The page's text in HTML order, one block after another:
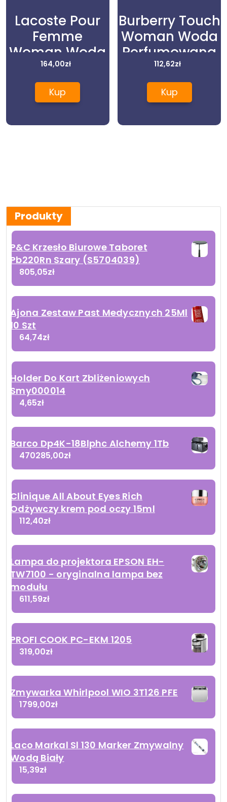
Lacoste Pour
Femme
Woman Woda
Perfumowana
50ml
164,00zł
Kup
Burberry Touch
Woman Woda
Perfumowana
50ml
112,62zł
Kup
Produkty
P&C Krzesło Biurowe Taboret
Pb220Rn Szary (S5704039)
805,05zł
Ajona Zestaw Past Medycznych 25Ml
10 Szt
64,74zł
Holder Do Kart Zbliżeniowych
Smy000014
4,65zł
Barco Dp4K-18Blphc Alchemy 1Tb
470285,00zł
Clinique All About Eyes Rich
Odżywczy krem pod oczy 15ml
112,40zł
Lampa do projektora EPSON EH-
TW7100 - oryginalna lampa bez
modułu
611,59zł
PROFI COOK PC-EKM 1205
319,00zł
Zmywarka Whirlpool WIO 3T126 PFE
1799,00zł
Laco Markal Sl 130 Marker Zmywalny
Wodą Biały
15,39zł